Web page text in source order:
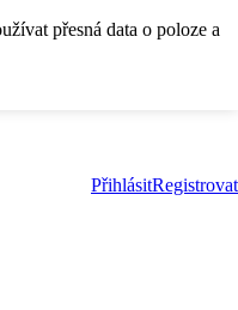
přesná data o poloze a
PřihlásitRegistrovat